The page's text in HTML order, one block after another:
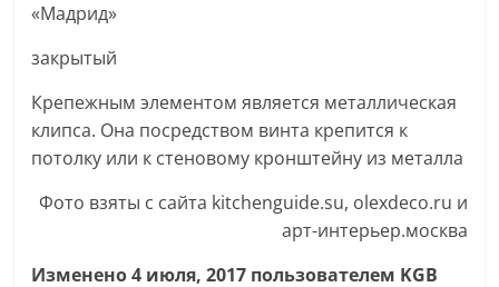
«Мадрид»
закрытый
Крепежным элементом является металлическая
клипса. Она посредством винта крепится к
потолку или к стеновому кронштейну из металла
Фото взяты с сайта kitchenguide.su, olexdeco.ru и
арт-интерьер.москва
Изменено 4 июля, 2017 пользователем KGB